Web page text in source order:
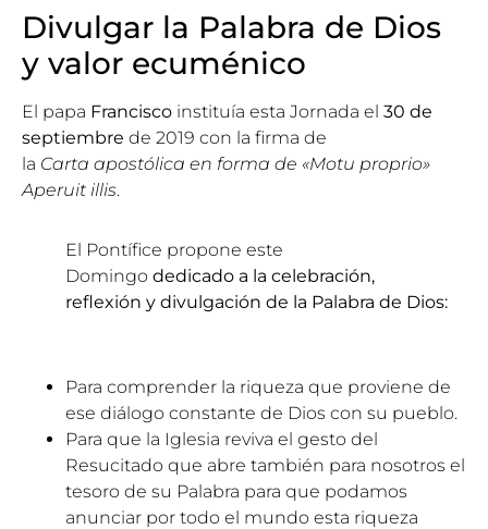
Divulgar la Palabra de Dios
y valor ecuménico
El papa Francisco instituía esta Jornada el 30 de
septiembre de 2019 con la firma de
la Carta apostólica en forma de «Motu proprio»
Aperuit illis.
El Pontífice propone este
Domingo dedicado a la celebración,
reflexión y divulgación de la Palabra de Dios:
Para comprender la riqueza que proviene de
ese diálogo constante de Dios con su pueblo.
Para que la Iglesia reviva el gesto del
Resucitado que abre también para nosotros el
tesoro de su Palabra para que podamos
anunciar por todo el mundo esta riqueza